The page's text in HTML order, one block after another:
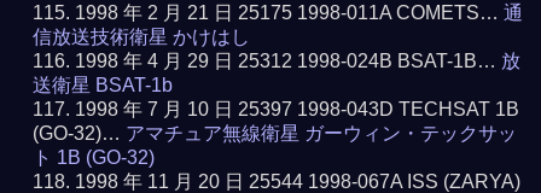
1998 年 2 月 21 日 25175 1998-011A COMETS…通
信放送技術衛星 かけはし
1998 年 4 月 29 日 25312 1998-024B BSAT-1B… 放
送衛星 BSAT-1b
1998 年 7 月 10 日 25397 1998-043D TECHSAT 1B
(GO-32)… アマチュア無線衛星 ガーウィン・テックサッ
ト 1B (GO-32)
1998 年 11 月 20 日 25544 1998-067A ISS (ZARYA)